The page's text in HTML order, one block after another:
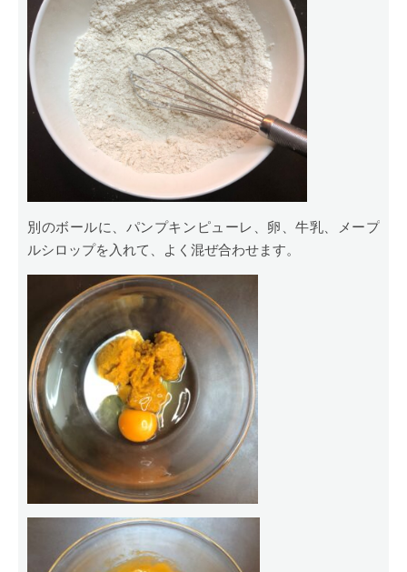
別のボールに、パンプキンピューレ、卵、牛乳、メープ
ルシロップを入れて、よく混ぜ合わせます。